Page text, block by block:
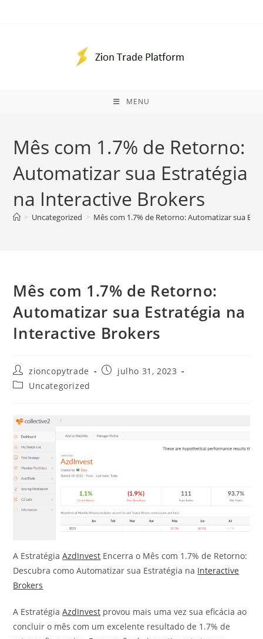
MENU
Mês com 1.7% de Retorno:
Automatizar sua Estratégia
na Interactive Brokers
> Uncategorized > Mês com 1.7% de Retorno: Automatizar sua
Mês com 1.7% de Retorno:
Automatizar sua Estratégia na
Interactive Brokers
Autor
do
post:
zioncopytrade
Postjulho 31, 2023
Categoria
Uncategorized
A EstratégiaAzdInvest Encerra o Mês com 1.7% de Retorno:
Descubra como Automatizar sua Estratégia na Interactive
Brokers
A EstratégiaAzdInvest provou mais uma vez sua eficácia ao
concluir o mês com um excelente resultado de 1.7% de